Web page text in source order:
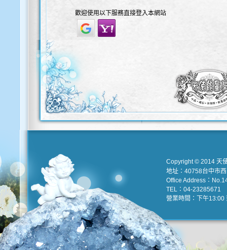
歡迎使用以下服務直接登入本網站
Copyright © 2014 天
地址：40758台中市
Office Address：
TEL：04-23285671
營業時間：下午13:00